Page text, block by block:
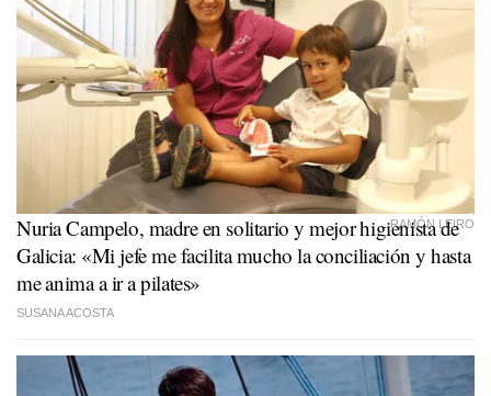
RAMÓN LEIRO
Nuria Campelo, madre en solitario y mejor higienista de
Galicia: «Mi jefe me facilita mucho la conciliación y hasta
me anima a ir a pilates»
SUSANA ACOSTA